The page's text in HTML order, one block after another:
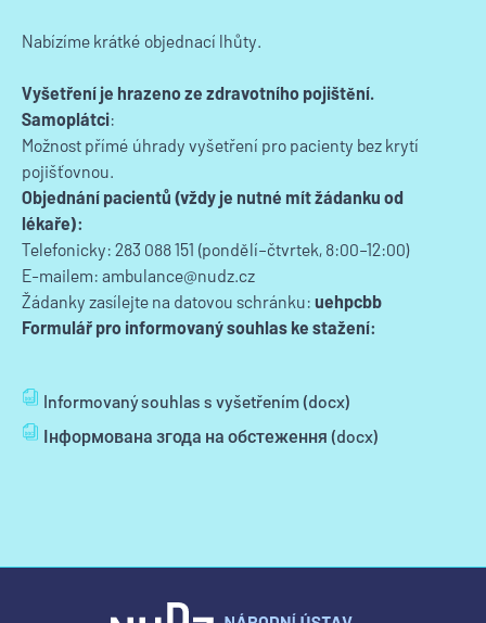
Nabízíme krátké objednací lhůty.
Vyšetření je hrazeno ze zdravotního pojištění.
Samoplátci:
Možnost přímé úhrady vyšetření pro pacienty bez krytí
pojišťovnou.
Objednání pacientů (vždy je nutné mít žádanku od
lékaře):
Telefonicky: 283 088 151 (pondělí–čtvrtek, 8:00–12:00)
E-mailem: ambulance@nudz.cz
Žádanky zasílejte na datovou schránku: uehpcbb
Formulář pro informovaný souhlas ke stažení:
Informovaný souhlas s vyšetřením (docx)
Інформована згода на обстеження (docx)